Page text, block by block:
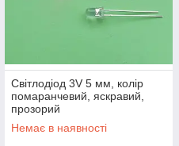
Світлодіод 3V 5 мм, колір
помаранчевий, яскравий,
прозорий
Немає в наявності